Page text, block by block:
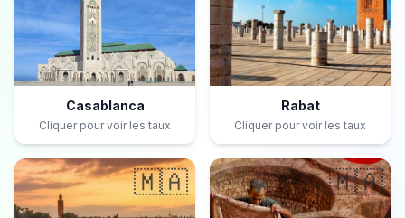
Casablanca
Cliquer pour voir les taux
Rabat
Cliquer pour voir les taux
🇲🇦 🇲🇦